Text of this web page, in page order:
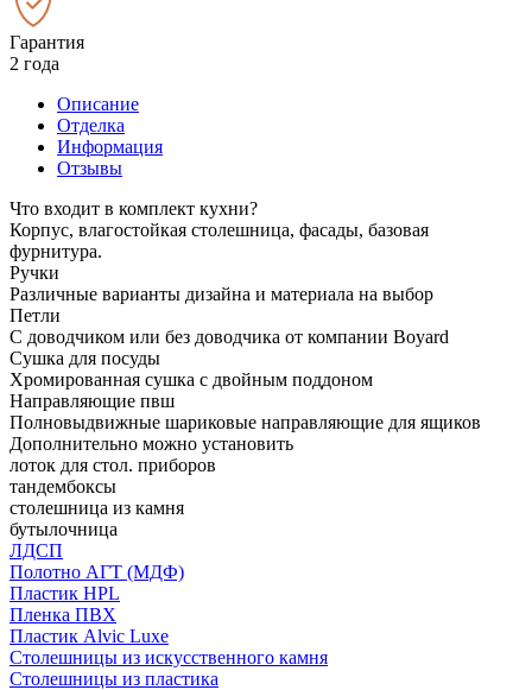
Гарантия
2 года
Описание
Отделка
Информация
Отзывы
Что входит в комплект кухни?
Корпус, влагостойкая столешница, фасады, базовая
фурнитура.
Ручки
Различные варианты дизайна и материала на выбор
Петли
С доводчиком или без доводчика от компании Boyard
Сушка для посуды
Хромированная сушка с двойным поддоном
Направляющие пвш
Полновыдвижные шариковые направляющие для ящиков
Дополнительно можно установить
лоток для стол. приборов
тандембоксы
столешница из камня
бутылочница
ЛДСП
Полотно АГТ (МДФ)
Пластик HPL
Пленка ПВХ
Пластик Alvic Luxe
Столешницы из искусственного камня
Столешницы из пластика